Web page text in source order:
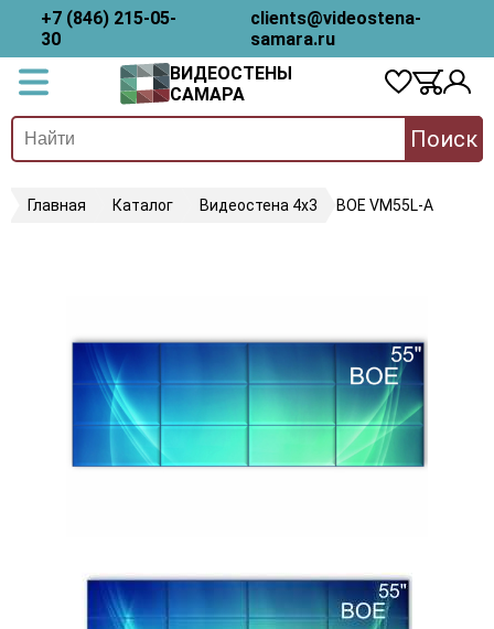
+7 (846) 215-05-
30
clients@videostena-
samara.ru
ВИДЕОСТЕНЫ
САМАРА
Поиск
Главная Каталог Видеостена 4х3 BOE VM55L-A